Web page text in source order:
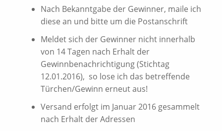
Nach Bekanntgabe der Gewinner, maile ich
diese an und bitte um die Postanschrift
Meldet sich der Gewinner nicht innerhalb
von 14 Tagen nach Erhalt der
Gewinnbenachrichtigung (Stichtag
12.01.2016), so lose ich das betreffende
Türchen/Gewinn erneut aus!
Versand erfolgt im Januar 2016 gesammelt
nach Erhalt der Adressen